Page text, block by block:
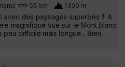
55 km 1300 m
avec des paysages superbes !!! A
magnifique vue sur le Mont blanc
peu difficile mais longue... Bien